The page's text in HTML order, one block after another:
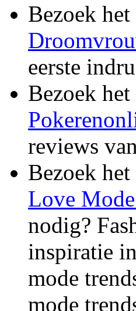
Bezoek
eerste
Bezoek
reviews
Bezoek
Love
nodig?
inspiratie
mode
mode